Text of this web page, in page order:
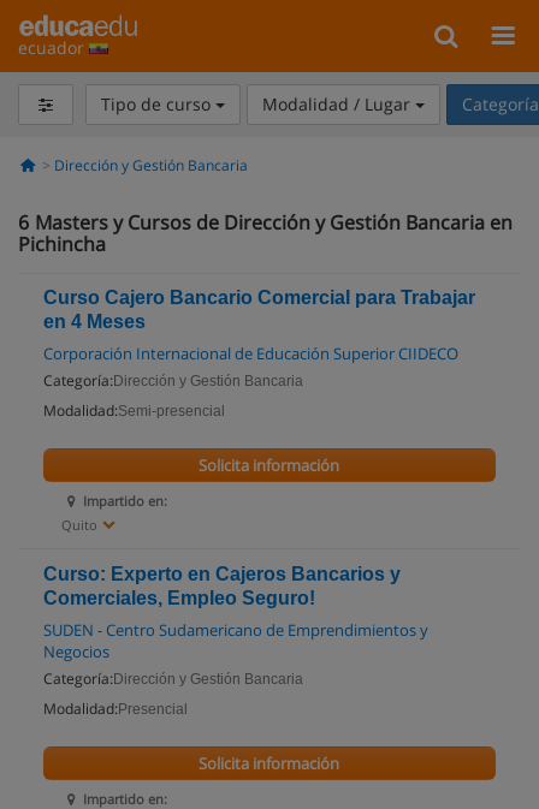
ecuador
Tipo de curso Modalidad / Lugar
Dirección y Gestión Bancaria
6 Masters y Cursos de Dirección y Gestión Bancaria en
Pichincha
Curso Cajero Bancario Comercial para Trabajar
en 4 Meses
Corporación Internacional de Educación Superior CIIDECO
Categoría: Dirección y Gestión Bancaria
Modalidad:Semi-presencial
Impartido en:
Quito
Solicita información
Curso: Experto en Cajeros Bancarios y
Comerciales, Empleo Seguro!
SUDEN - Centro Sudamericano de Emprendimientos y
Negocios
Categoría: Dirección y Gestión Bancaria
Modalidad: Presencial
Impartido en:
Solicita información